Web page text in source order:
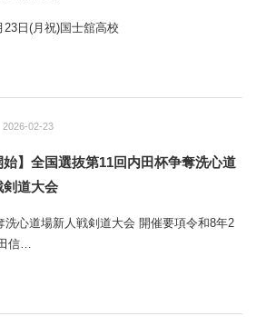
23日(月祝)国士舘高校
2026-02-23
始】全国選抜第11回内田杯争奪洗心道
剣道大会
洗心道場新人戦剣道大会 開催要項令和8年2
信…